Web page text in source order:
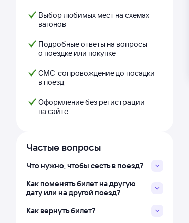
Выбор любимых мест на схемах
вагонов
Подробные ответы на вопросы
о поездке или покупке
СМС-сопровождение до посадки
в поезд
Оформление без регистрации
на сайте
Частые вопросы
Что нужно, чтобы сесть в поезд?
Как поменять билет на другую
дату или на другой поезд?
Как вернуть билет?